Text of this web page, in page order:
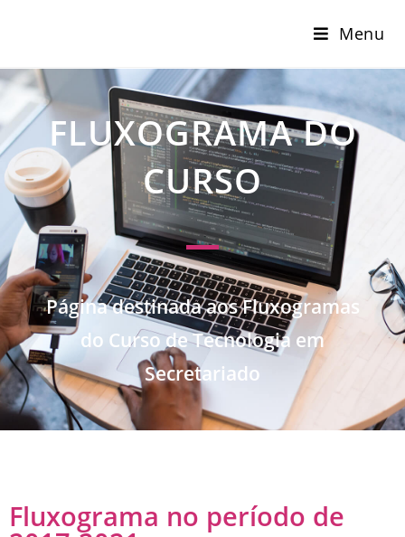
Menu
FLUXOGRAMA DO
CURSO
Página destinada aos Fluxogramas
do Curso de Tecnologia em
Secretariado
Fluxograma no período de